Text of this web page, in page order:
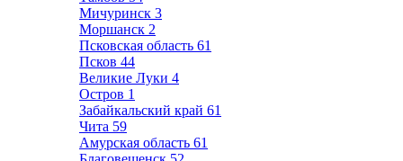
Мичуринск 3
Моршанск 2
Псковская область 61
Псков 44
Великие Луки 4
Остров 1
Забайкальский край 61
Чита 59
Амурская область 61